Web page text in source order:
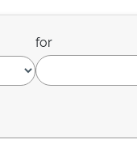
for